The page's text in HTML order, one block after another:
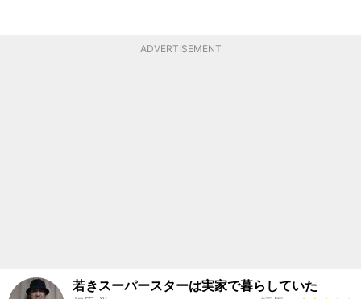
ADVERTISEMENT
若きスーパースターは実家で暮らしていた